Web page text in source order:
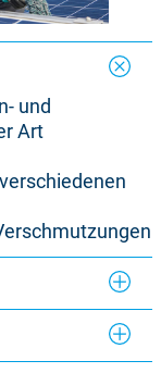
und
Art